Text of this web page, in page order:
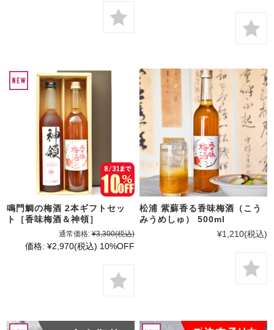
鳴門鯛の梅酒 2本ギフトセッ
ト［香味梅酒＆神領］
通常価格: ¥3,300(税込)
価格: ¥2,970(税込) 10%OFF
松浦 紫蘇香る香味梅酒（こう
みうめしゅ） 500ml
¥1,210(税込)